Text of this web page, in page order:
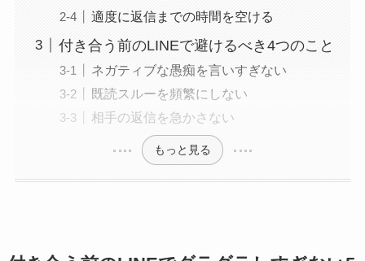
適度に返信までの時間を空ける
付き合う前のLINEで避けるべき4つのこと
ネガティブな愚痴を言いすぎない
既読スルーを頻繁にしない
相手の返信を急かさない
もっと見る